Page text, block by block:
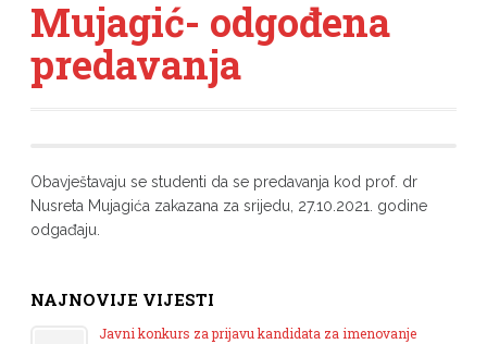
Mujagić- odgođena
predavanja
Obavještavaju se studenti da se predavanja kod prof. dr
Nusreta Mujagića zakazana za srijedu, 27.10.2021. godine
odgađaju.
NAJNOVIJE VIJESTI
Javni konkurs za prijavu kandidata za imenovanje